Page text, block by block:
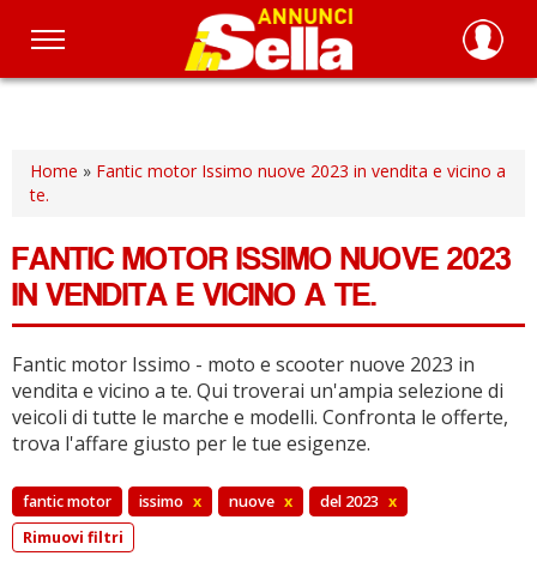
Salta
principale
Home » Fantic motor Issimo nuove 2023 in vendita e vicino a
te.
FANTIC MOTOR ISSIMO NUOVE 2023
IN VENDITA E VICINO A TE.
Fantic motor Issimo - moto e scooter nuove 2023 in
vendita e vicino a te. Qui troverai un'ampia selezione di
veicoli di tutte le marche e modelli. Confronta le offerte,
trova l'affare giusto per le tue esigenze.
fantic motor issimo x nuove x del 2023 x
Rimuovi filtri